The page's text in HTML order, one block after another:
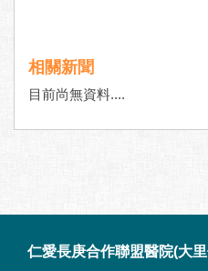
相關新聞
目前尚無資料....
仁愛長庚合作聯盟醫院(大